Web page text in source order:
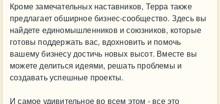
Кроме замечательных наставников, Терра также
предлагает обширное бизнес-сообщество. Здесь вы
найдете единомышленников и союзников, которые
готовы поддержать вас, вдохновить и помочь
вашему бизнесу достичь новых высот. Вместе вы
можете делиться идеями, решать проблемы и
создавать успешные проекты.
И самое удивительное во всем этом - все это